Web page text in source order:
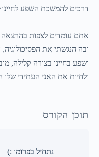
דרכים להמשכת השפע
אתם עומדים לצפות בהרצאה
ובה הנגשתי את
ושפע בחיינו בצורה קלילה,
ולחיות את האני העתידי
תוכן הקורס
נתחיל בפרומו :)